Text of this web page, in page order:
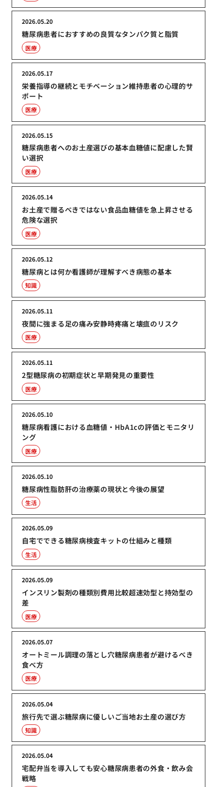
糖尿病患者におすすめの良質なタンパク質と脂質
2026.05.20
医療
栄養指導の継続とモチベーション維持患者の心理的サ
ポート
2026.05.17
医療
糖尿病患者へのお土産選びの基本血糖値に配慮した賢
い選択
2026.05.15
医療
お土産で贈るべきではない食品血糖値を急上昇させる
危険な選択
2026.05.14
医療
糖尿病とは何か看護師が理解すべき病態の基本
2026.05.12
知識
夜間に強まる足の痛み安静時疼痛と壊疽のリスク
2026.05.11
医療
2型糖尿病の初期症状と早期発見の重要性
2026.05.11
医療
糖尿病看護における血糖値・HbA1cの評価とモニタリ
ング
2026.05.10
医療
糖尿病性脂肪肝の治療薬の現状と今後の展望
2026.05.10
生活
自宅でできる糖尿病検査キットの仕組みと種類
2026.05.09
生活
インスリン製剤の種類別費用比較超速効型と持効型の
差
2026.05.09
医療
オートミール調理の落とし穴糖尿病患者が避けるべき
食べ方
2026.05.07
医療
旅行先で選ぶ糖尿病に優しいご当地お土産の選び方
2026.05.04
知識
宅配弁当を導入しても安心糖尿病患者の外食・飲み会
戦略
2026.05.04